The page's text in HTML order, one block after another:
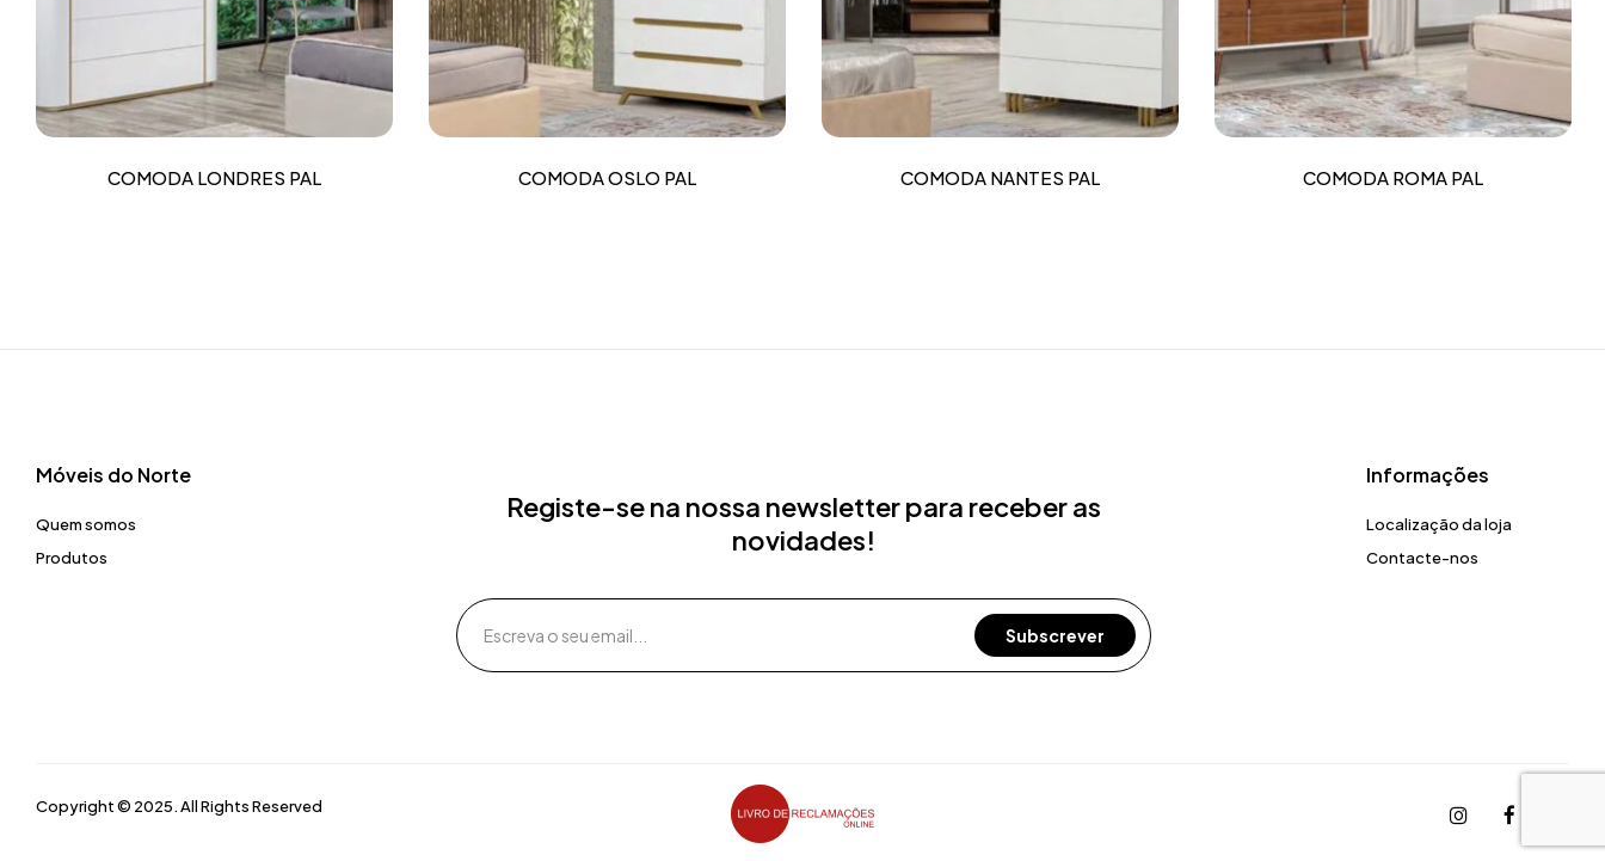
COMODA LONDRES PAL COMODA OSLO PAL COMODA NANTES PAL COMODA ROMA PAL
Móveis do Norte​
Quem somos
Produtos
Registe-se na nossa newsletter para receber as
novidades!
Informações
Localização da loja
Contacte-nos
Copyright © 2025. All Rights Reserved